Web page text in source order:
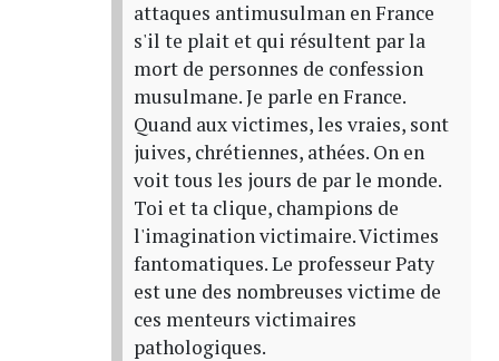
attaques antimusulman en France
s'il te plait et qui résultent par la
mort de personnes de confession
musulmane. Je parle en France.
Quand aux victimes, les vraies, sont
juives, chrétiennes, athées. On en
voit tous les jours de par le monde.
Toi et ta clique, champions de
l'imagination victimaire. Victimes
fantomatiques. Le professeur Paty
est une des nombreuses victime de
ces menteurs victimaires
pathologiques.